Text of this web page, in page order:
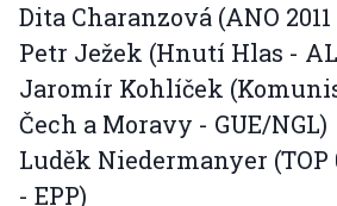
Dita Charanzová (ANO 2011
Petr Ježek (Hnutí Hlas -
Jaromír Kohlíček
Čech a Moravy - GUE/NGL)
Luděk Niedermanyer (TOP
- EPP)